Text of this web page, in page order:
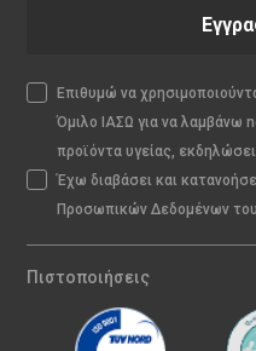
Επιθυμώ να
Όμιλο ΙΑΣΩ για να λαμβάνω
προϊόντα υγείας,
Έχω διαβάσει και
Προσωπικών Δεδομένων
Πιστοποιήσεις